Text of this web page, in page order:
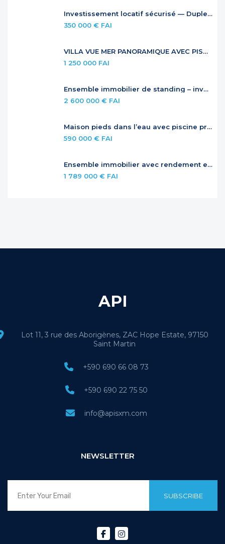
Investissement locatif sécurisé — Duplex à Anse Marcel
350 000 € FAI
VILLA VUE MER PANORAMIQUE AVEC PISCINE À DÉBORDEMENT
1 250 000 FAI
Ensemble immobilier de standing – investissement locatif premium
2 600 000 € FAI
Maison pieds dans l’eau avec piscine privée
590 000 € FAI
Ensemble immobilier avec rendement et potentiel – Jardins de la Baie Orientale
1 789 000 € FAI
API
Lot 11, 3 rue des Aborigènes, ZAC Hope Estate, 97150
Saint Martin
+590 690 66 08 73
+590 690 22 75 50
info@apisxm.com
NEWSLETTER
SUBSCRIBE